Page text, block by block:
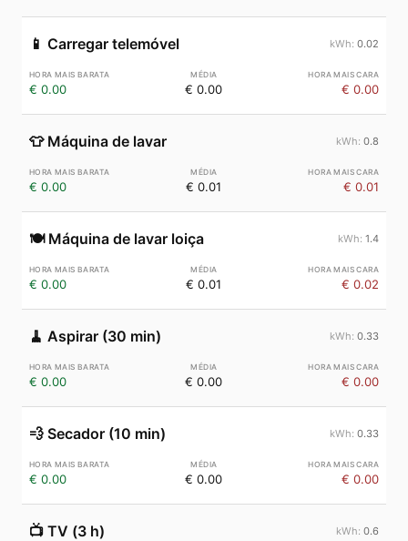
📱 Carregar telemóvel 0.02
€ 0.00 € 0.00 € 0.00
👕 Máquina de lavar 0.8
€ 0.00 € 0.01 € 0.01
🍽️ Máquina de lavar loiça 1.4
€ 0.00 € 0.01 € 0.02
🧹 Aspirar (30 min) 0.33
€ 0.00 € 0.00 € 0.00
💨 Secador (10 min) 0.33
€ 0.00 € 0.00 € 0.00
📺 TV (3 h) 0.6